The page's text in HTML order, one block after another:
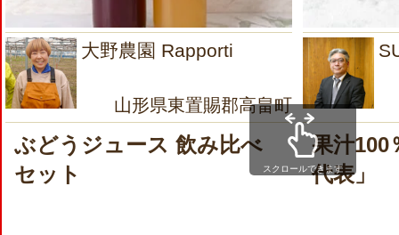
大野農園 Rapporti
山形県東置賜郡高畠町
ぶどうジュース 飲み比べ
セット
果汁100
代表」
スクロールできます